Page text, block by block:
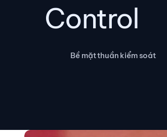
Control
Bề mặt thuần kiểm soát